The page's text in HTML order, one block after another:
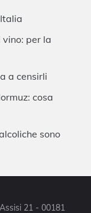
per la
a censirli
cosa
sono
21 - 00181